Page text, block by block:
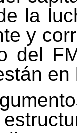
la
y
del
en